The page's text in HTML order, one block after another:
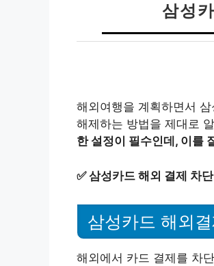
삼성
해외여행을 계획하면서
해제하는 방법을 제대로
한 설정이 필수인데, 이를
✅삼성카드 해외 결제 차
삼성카드 해외
해외에서 카드 결제를 차